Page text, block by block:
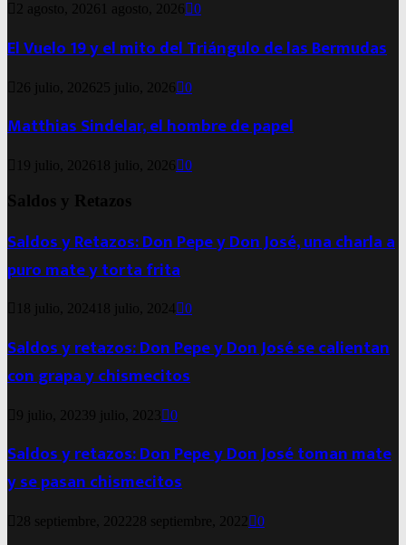
2 agosto, 2026 1 agosto, 2026 0
El Vuelo 19 y el mito del Triángulo de las Bermudas
26 julio, 2026 25 julio, 2026 0
Matthias Sindelar, el hombre de papel
19 julio, 2026 18 julio, 2026 0
Saldos y Retazos
Saldos y Retazos: Don Pepe y Don José, una charla a
puro mate y torta frita
18 julio, 2024 18 julio, 2024 0
Saldos y retazos: Don Pepe y Don José se calientan
con grapa y chismecitos
9 julio, 20239 julio, 2023 0
Saldos y retazos: Don Pepe y Don José toman mate
y se pasan chismecitos
28 septiembre, 2022 28 septiembre, 2022 0